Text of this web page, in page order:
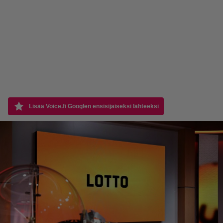
Lisää Voice.fi Googlen ensisijaiseksi lähteeksi